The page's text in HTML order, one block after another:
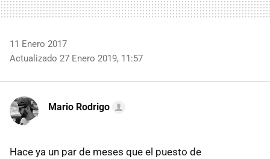
11 Enero 2017
Actualizado 27 Enero 2019, 11:57
Mario Rodrigo
Hace ya un par de meses que el puesto de